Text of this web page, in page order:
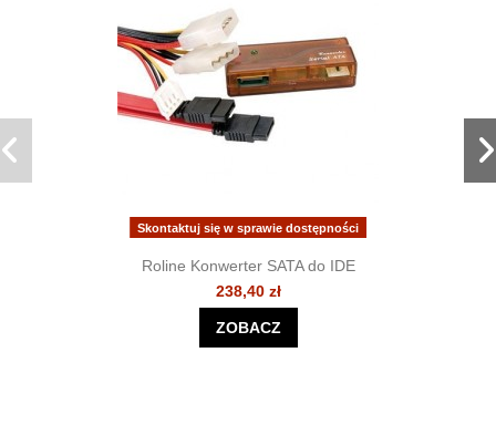
Skontaktuj się w sprawie dostępności
Roline Konwerter SATA do IDE
238,40 zł
ZOBACZ